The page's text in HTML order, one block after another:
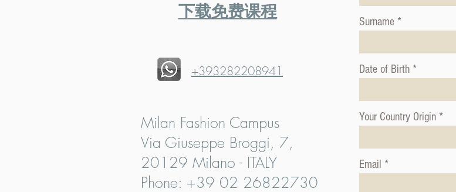
​下载免费课程
+393282208941
Milan Fashion Campus
Via Giuseppe Broggi, 7,
20129 Milano - ITALY
Phone: +39 02 26822730
Surname
Date of Birth
Your Country Origin
Email